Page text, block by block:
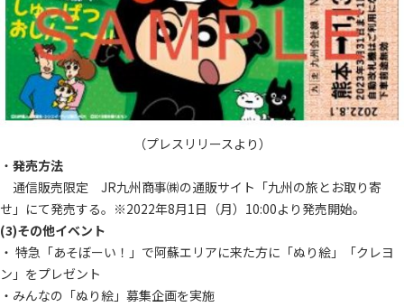
（プレスリリースより）
・ 発売方法
通信販売限定 JR九州商事㈱の通販サイト「九州の旅とお取り寄
せ」にて発売する。※2022年8月1日（月）10:00より発売開始。
(3)その他イベント
・ 特急「あそぼーい！」で阿蘇エリアに来た方に「ぬり絵」「クレヨ
ン」をプレゼント
・みんなの「ぬり絵」募集企画を実施